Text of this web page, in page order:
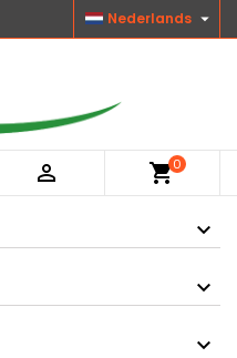
Nederlands 
 shopping_cart0